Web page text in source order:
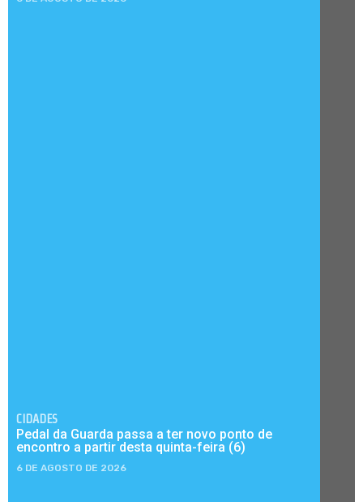
CIDADES
Pedal da Guarda passa a ter novo ponto de
encontro a partir desta quinta-feira (6)
6 DE AGOSTO DE 2026